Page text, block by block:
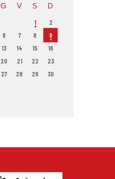
G V S D
1
2
6 7 8
9
13 14 15
16
20 21 22
23
27 28 29
30